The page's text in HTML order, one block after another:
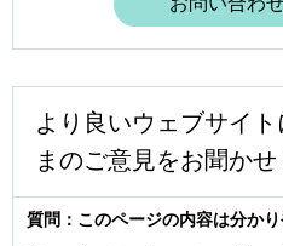
より良いウェブサイ
まのご意見をお聞か
質問：このページの内容は分か